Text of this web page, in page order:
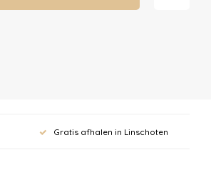
Gratis afhalen in Linschoten